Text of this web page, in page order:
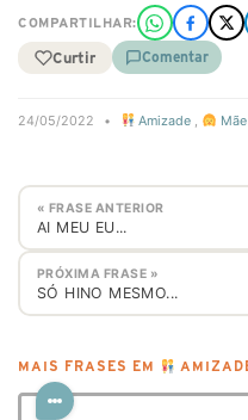
COMPARTILHAR:
Curtir Comentar
24/05/2022 • Amizade , Mãe
« FRASE ANTERIOR
⁣AI MEU EU...
PRÓXIMA FRASE »
⁣SÓ HINO MESMO...
MAIS FRASES EM